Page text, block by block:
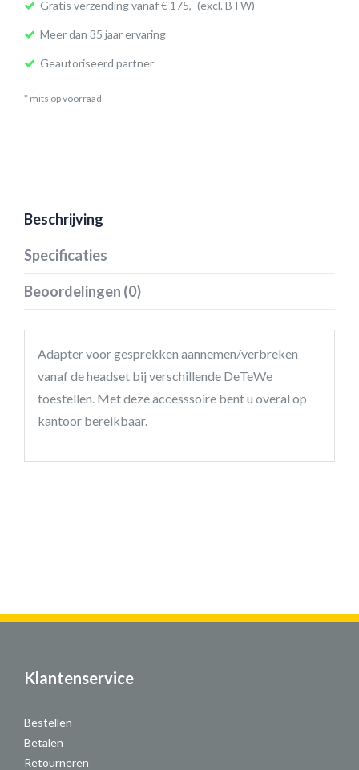
Gratis verzending vanaf € 175,- (excl. BTW)
Meer dan 35 jaar ervaring
Geautoriseerd partner
* mits op voorraad
Beschrijving
Specificaties
Beoordelingen (0)
Adapter voor gesprekken aannemen/verbreken
vanaf de headset bij verschillende DeTeWe
toestellen. Met deze accesssoire bent u overal op
kantoor bereikbaar.
Klantenservice
Bestellen
Betalen
Retourneren